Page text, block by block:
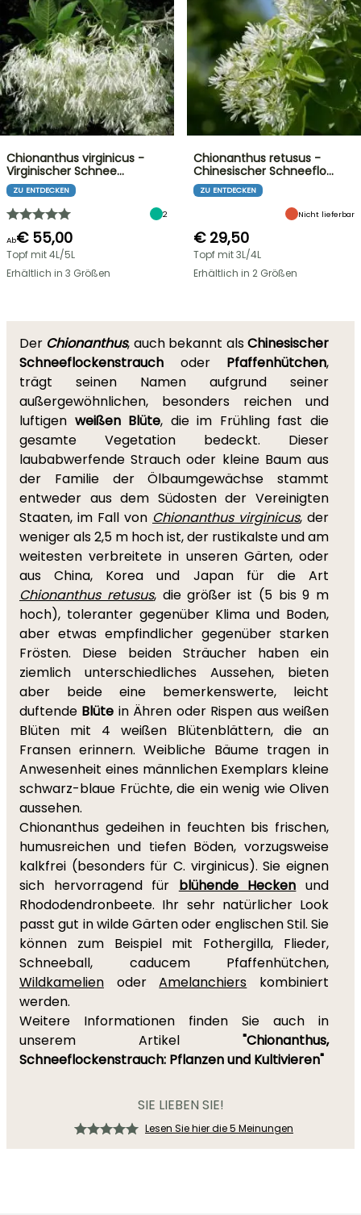
Chionanthus virginicus -
Virginischer Schnee…
ZU ENTDECKEN
2
Ab€ 55,00
Topf mit 4L/5L
Erhältlich in 3 Größen
Chionanthus retusus -
Chinesischer Schneeflo…
ZU ENTDECKEN
Nicht lieferbar
€ 29,50
Topf mit 3L/4L
Erhältlich in 2 Größen
Der Chionanthus, auch bekannt alsChinesischer
Schneeflockenstrauch oder Pfaffenhütchen,
trägt seinen Namen aufgrund seiner
außergewöhnlichen, besonders reichen und
luftigen weißen Blüte, die im Frühling fast die
gesamte Vegetation bedeckt. Dieser
laubabwerfende Strauch oder kleine Baum aus
der Familie der Ölbaumgewächse stammt
entweder aus dem Südosten der Vereinigten
Staaten, im Fall von Chionanthus virginicus, der
weniger als 2,5 m hoch ist, der rustikalste und am
weitesten verbreitete in unseren Gärten, oder
aus China, Korea und Japan für die Art
Chionanthus retusus, die größer ist (5 bis 9 m
hoch), toleranter gegenüber Klima und Boden,
aber etwas empfindlicher gegenüber starken
Frösten. Diese beiden Sträucher haben ein
ziemlich unterschiedliches Aussehen, bieten
aber beide eine bemerkenswerte, leicht
duftende Blüte in Ähren oder Rispen aus weißen
Blüten mit 4 weißen Blütenblättern, die an
Fransen erinnern. Weibliche Bäume tragen in
Anwesenheit eines männlichen Exemplars kleine
schwarz-blaue Früchte, die ein wenig wie Oliven
aussehen.
Chionanthus gedeihen in feuchten bis frischen,
humusreichen und tiefen Böden, vorzugsweise
kalkfrei (besonders für C. virginicus). Sie eignen
sich hervorragend für blühende Hecken und
Rhododendronbeete. Ihr sehr natürlicher Look
passt gut in wilde Gärten oder englischen Stil. Sie
können zum Beispiel mit Fothergilla, Flieder,
Schneeball, caducem Pfaffenhütchen,
Wildkamelien oderAmelanchiers kombiniert
werden.
Weitere Informationen finden Sie auch in
unserem Artikel "Chionanthus,
Schneeflockenstrauch: Pflanzen und Kultivieren"
SIE LIEBEN SIE!
Lesen Sie hier die 5 Meinungen